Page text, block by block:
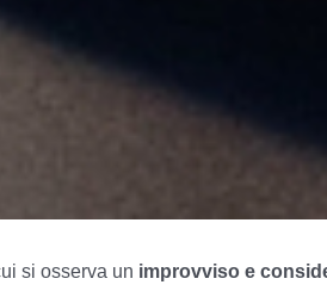
si osserva un improvviso e